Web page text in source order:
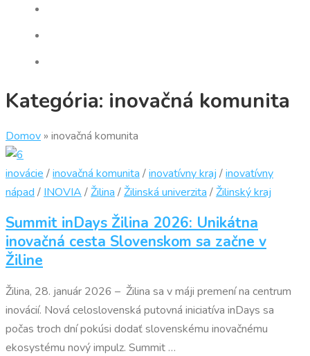
Kategória: inovačná komunita
Domov » inovačná komunita
inovácie /inovačná komunita /inovatívny kraj /inovatívny
nápad / INOVIA /Žilina /Žilinská univerzita /Žilinský kraj
Summit inDays Žilina 2026: Unikátna
inovačná cesta Slovenskom sa začne v
Žiline
Žilina, 28. január 2026 – Žilina sa v máji premení na centrum
inovácií. Nová celoslovenská putovná iniciatíva inDays sa
počas troch dní pokúsi dodať slovenskému inovačnému
ekosystému nový impulz. Summit …